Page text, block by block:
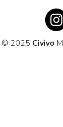
© 2025 Civìvo